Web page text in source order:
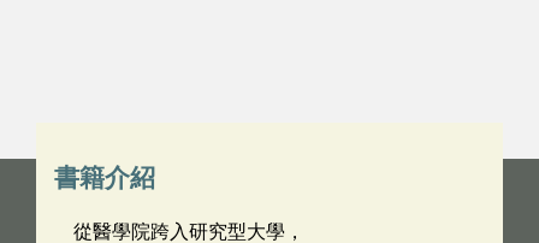
書籍介紹
從醫學院跨入研究型大學，